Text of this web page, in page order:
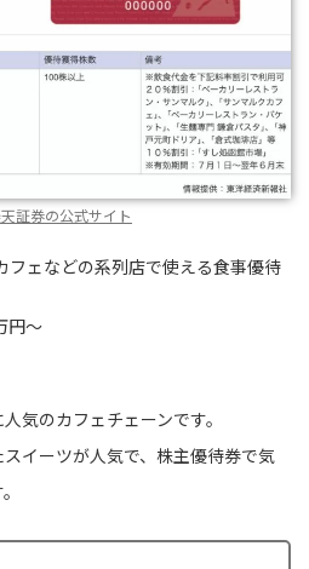
証券の公式サイト
フェなどの系列店で使える食事優待
円〜
気のカフェチェーンです。
イーツが人気で、株主優待券で気